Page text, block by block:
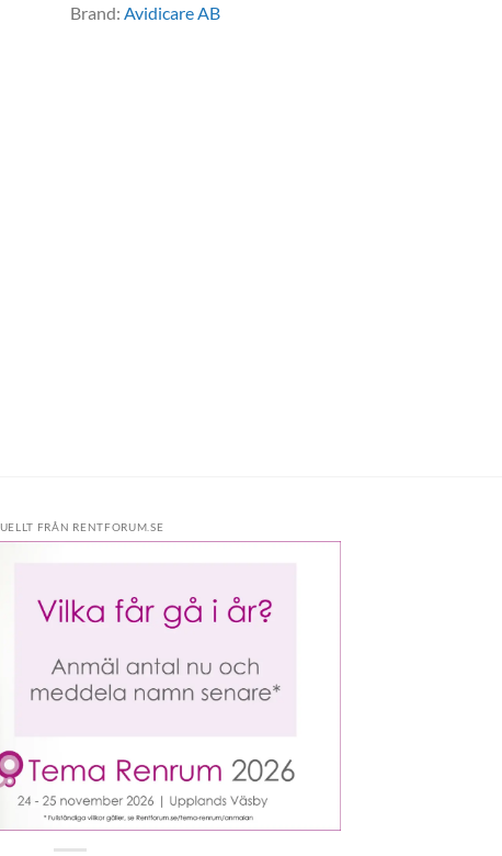
Brand: Avidicare AB
FRÅN RENTFORUM.SE